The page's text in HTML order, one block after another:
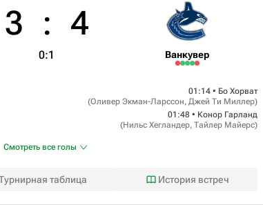
3 : 4
0:1 Ванкувер
01:14 • Бо Хорват
(Оливер Экман-Ларссон, Джей Ти Миллер)
01:48 • Конор Гарланд
(Нильс Хегландер, Тайлер Майерс)
Смотреть все голы
таблица История встреч